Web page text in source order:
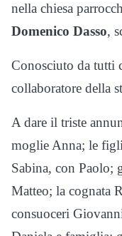
nella chiesa
Domenico Dasso,
Conosciuto da tutti
collaboratore della
A dare il triste
moglie Anna; le
Sabina, con Paolo;
Matteo; la cognata
consuoceri